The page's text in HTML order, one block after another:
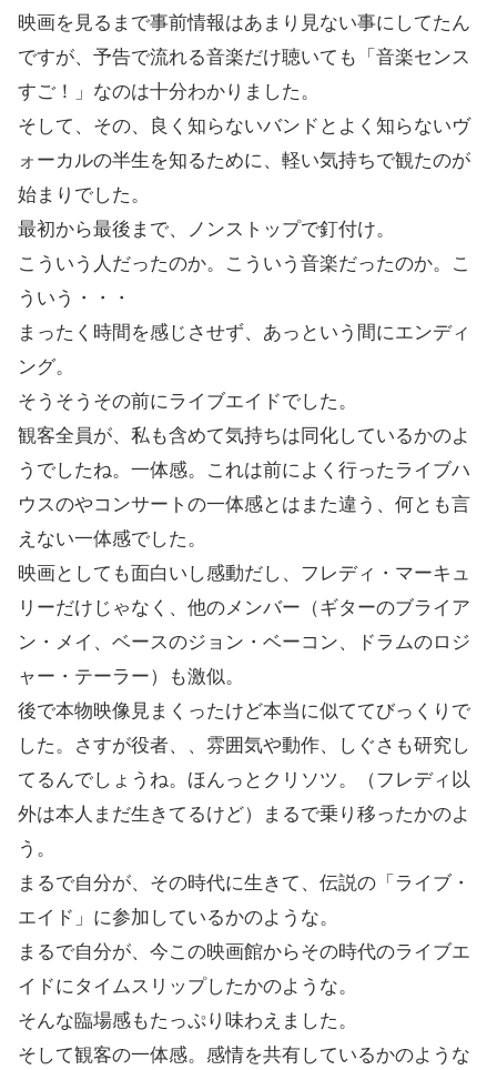
映画を見るまで事前情報はあまり見ない事にしてたん
ですが、予告で流れる音楽だけ聴いても「音楽センス
すご！」なのは十分わかりました。
そして、その、良く知らないバンドとよく知らないヴ
ォーカルの半生を知るために、軽い気持ちで観たのが
始まりでした。
最初から最後まで、ノンストップで釘付け。
こういう人だったのか。こういう音楽だったのか。こ
ういう・・・
まったく時間を感じさせず、あっという間にエンディ
ング。
そうそうその前にライブエイドでした。
観客全員が、私も含めて気持ちは同化しているかのよ
うでしたね。一体感。これは前によく行ったライブハ
ウスのやコンサートの一体感とはまた違う、何とも言
えない一体感でした。
映画としても面白いし感動だし、フレディ・マーキュ
リーだけじゃなく、他のメンバー（ギターのブライア
ン・メイ、ベースのジョン・ベーコン、ドラムのロジ
ャー・テーラー）も激似。
後で本物映像見まくったけど本当に似ててびっくりで
した。さすが役者、、雰囲気や動作、しぐさも研究し
てるんでしょうね。ほんっとクリソツ。（フレディ以
外は本人まだ生きてるけど）まるで乗り移ったかのよ
う。
まるで自分が、その時代に生きて、伝説の「ライブ・
エイド」に参加しているかのような。
まるで自分が、今この映画館からその時代のライブエ
イドにタイムスリップしたかのような。
そんな臨場感もたっぷり味わえました。
そして観客の一体感。感情を共有しているかのような